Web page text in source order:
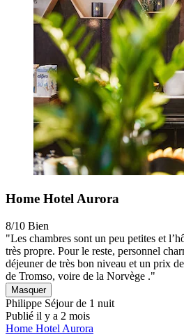
Home Hotel Aurora
8/10 Bien
"Les chambres sont un peu petites et
très propre. Pour le reste, personnel
déjeuner de très bon niveau et un prix
de Tromso, voire de la Norvège ."
Masquer
Philippe Séjour de 1 nuit
Publié il y a 2 mois
Home Hotel Aurora